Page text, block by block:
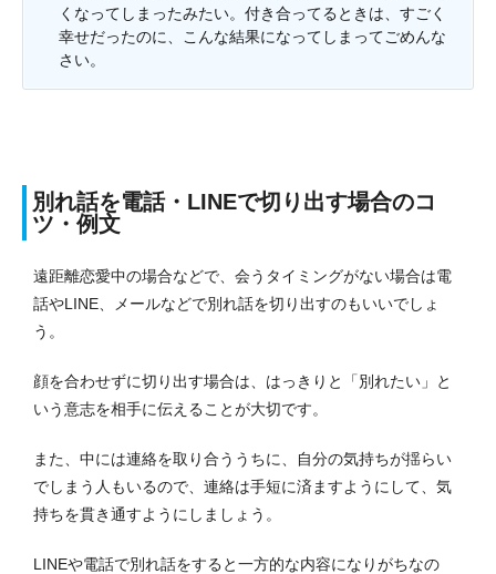
くなってしまったみたい。付き合ってるときは、すごく
幸せだったのに、こんな結果になってしまってごめんな
さい。
別れ話を電話・LINEで切り出す場合のコ
ツ・例文
遠距離恋愛中の場合などで、会うタイミングがない場合は電
話やLINE、メールなどで別れ話を切り出すのもいいでしょ
う。
顔を合わせずに切り出す場合は、はっきりと「別れたい」と
いう意志を相手に伝えることが大切です。
また、中には連絡を取り合ううちに、自分の気持ちが揺らい
でしまう人もいるので、連絡は手短に済ますようにして、気
持ちを貫き通すようにしましょう。
LINEや電話で別れ話をすると一方的な内容になりがちなの